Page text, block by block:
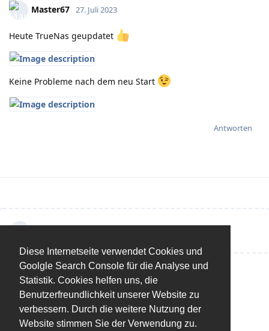
Diese Internetseite verwendet Cookies und
Goolgle Search Console für die Analyse und
Statistik. Cookies helfen uns, die
Benutzerfreundlichkeit unserer Website zu
verbessern. Durch die weitere Nutzung der
Website stimmen Sie der Verwendung zu.
Master67 27. Juli 2023
Heute TrueNas geupdatet
Keine Probleme nach dem neu Start
Antworten
Eine Antwort schreiben…